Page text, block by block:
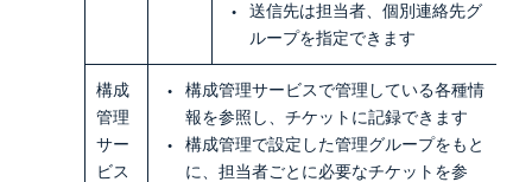
送信先は担当者、個別連絡先グ
ループを指定できます
構成
管理
サー
ビス
構成管理サービスで管理している各種情
報を参照し、チケットに記録できます
構成管理で設定した管理グループをもと
に、担当者ごとに必要なチケットを参